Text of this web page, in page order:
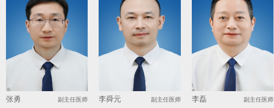
李良 副主任医师 陈运庆 副主任医师 付柏林 副主任医师